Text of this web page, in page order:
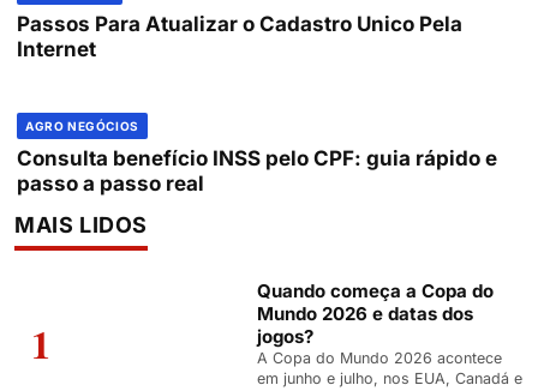
Passos Para Atualizar o Cadastro Unico Pela
Internet
AGRO NEGÓCIOS
Consulta benefício INSS pelo CPF: guia rápido e
passo a passo real
MAIS LIDOS
1
Quando começa a Copa do
Mundo 2026 e datas dos
jogos?
A Copa do Mundo 2026 acontece
em junho e julho, nos EUA, Canadá e